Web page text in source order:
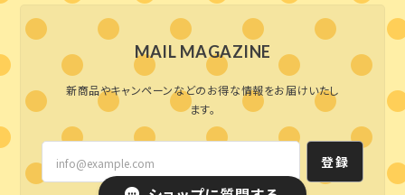
MAIL MAGAZINE
新商品やキャンペーンなどのお得な情報をお届けいたし
ます。
登録